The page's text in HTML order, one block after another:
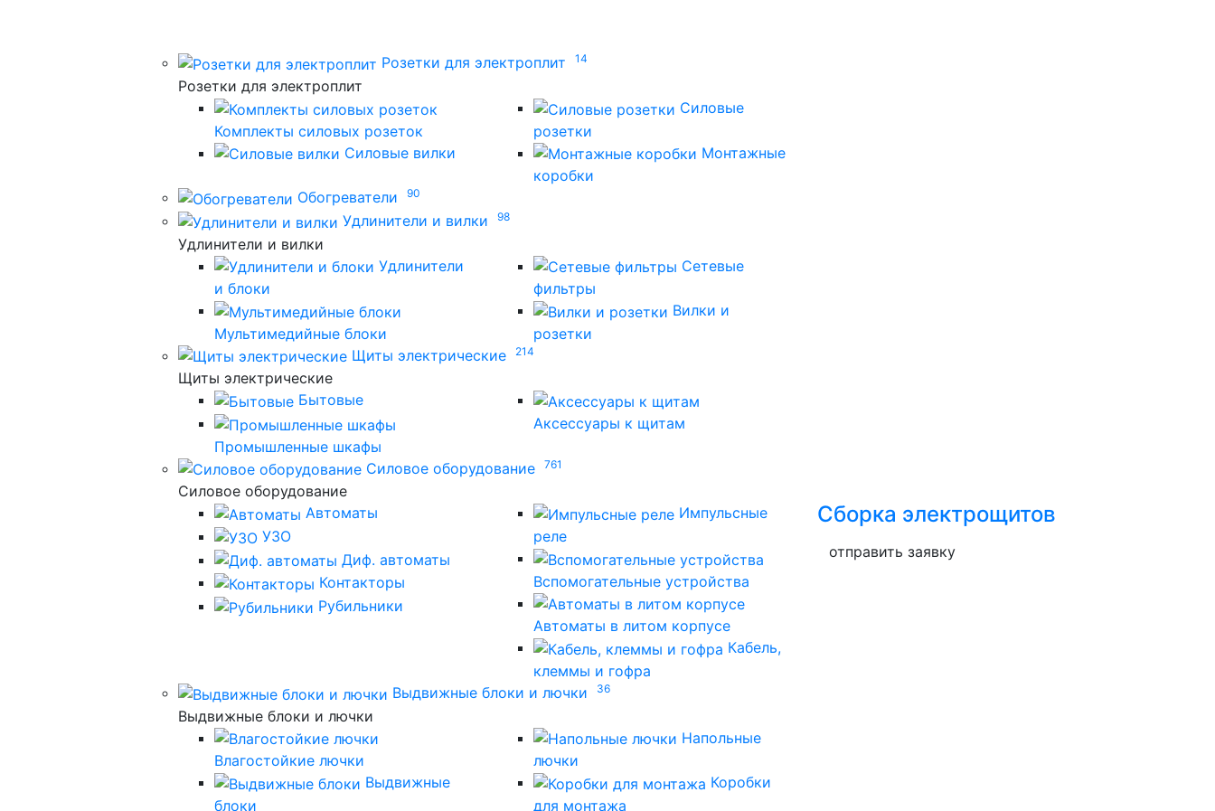
Розетки для электроплит
14
Розетки для электроплит
Комплекты силовых розеток
Силовые вилки
Силовые
розетки
Монтажные
коробки
Обогреватели
90
Удлинители и вилки 98
Удлинители и вилки
Удлинители
и блоки
Мультимедийные блоки
Сетевые
фильтры
Вилки и
розетки
Щиты электрические
214
Щиты электрические
Бытовые
Промышленные шкафы
Аксессуары к щитам
Силовое оборудование 761
Силовое оборудование
Автоматы
УЗО
Диф. автоматы
Контакторы
Рубильники
Импульсные
реле
Вспомогательные устройства
Автоматы в литом корпусе
Кабель,
клеммы и гофра
Сборка электрощитов
отправить заявку
Выдвижные блоки и лючки 36
Выдвижные блоки и лючки
Влагостойкие лючки
Выдвижные
блоки
Напольные
лючки
Коробки
для монтажа